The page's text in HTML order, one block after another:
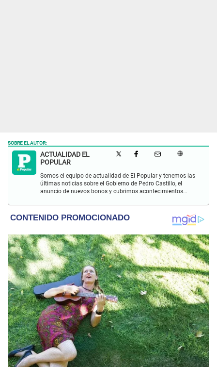
SOBRE EL AUTOR:
ACTUALIDAD EL
POPULAR
Somos el equipo de actualidad de El Popular y tenemos las
últimas noticias sobre el Gobierno de Pedro Castillo, el
anuncio de nuevos bonos y cubrimos acontecimientos